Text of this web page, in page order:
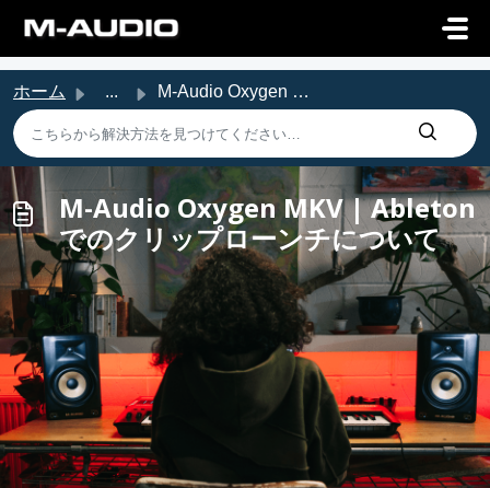
ホーム ... M-Audio Oxygen MKV | Abletonでのクリップローンチについて
M-Audio Oxygen MKV | Ableton
でのクリップローンチについて